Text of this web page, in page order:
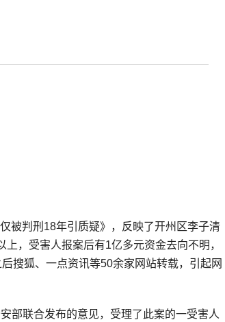
被判刑18年引质疑》，反映了开州区李子清
，受害人报案后有1亿多元资金去向不明，
搜狐、一点资讯等50余家网站转载，引起网
部联合发布的意见，受理了此案的一受害人